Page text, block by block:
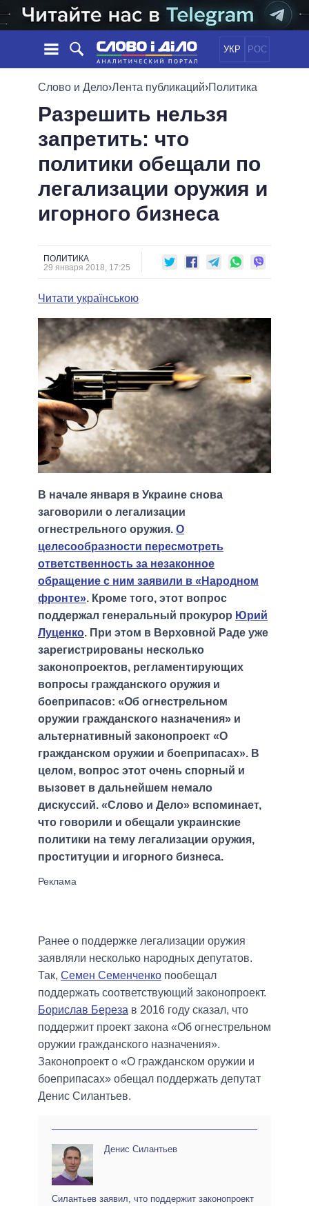
УКР РОС
НОВОСТИ
ЛЕНТА
СОБЫТИЯ
СТАТЬИ
ОБЗОРЫ
ДАЙДЖЕСТЫ
ПОЛИТИКА
ЭКОНОМИКА
ОБЩЕСТВО
ОБЕЩАНИЯ
ПОЛИТИКИ
ПРЕЗИДЕНТ И ОФИС
ВЕРХОВНАЯ РАДА
ГЛАВЫ ОБЛАДМИНИСТРАЦИЙ
МЭРЫ
ВСЕ ПЕРСОНЫ
ИНФОГРАФИКА
ВИДЕО
СРАВНЕНИЕ ПОЛИТИКОВ
Слово и Дело›Лента публикаций›Политика
Разрешить нельзя
запретить: что
политики обещали по
легализации оружия и
игорного бизнеса
ПОЛИТИКА
29 января 2018, 17:25
Читати українською
В начале января в Украине снова
заговорили о легализации
огнестрельного оружия. О
целесообразности пересмотреть
ответственность за незаконное
обращение с ним заявили в «Народном
фронте». Кроме того, этот вопрос
поддержал генеральный прокурор Юрий
Луценко. При этом в Верховной Раде уже
зарегистрированы несколько
законопроектов, регламентирующих
вопросы гражданского оружия и
боеприпасов: «Об огнестрельном
оружии гражданского назначения» и
альтернативный законопроект «О
гражданском оружии и боеприпасах». В
целом, вопрос этот очень спорный и
вызовет в дальнейшем немало
дискуссий. «Слово и Дело» вспоминает,
что говорили и обещали украинские
политики на тему легализации оружия,
проституции и игорного бизнеса.
Ранее о поддержке легализации оружия
заявляли несколько народных депутатов.
Так, Семен Семенченко пообещал
поддержать соответствующий законопроект.
Борислав Береза в 2016 году сказал, что
поддержит проект закона «Об огнестрельном
оружии гражданского назначения».
Законопроект о «О гражданском оружии и
боеприпасах» обещал поддержать депутат
Денис Силантьев.
Денис Силантьев
Силантьев заявил, что поддержит законопроект